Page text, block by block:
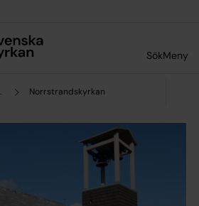
SökMeny
Norrstrandskyrkan